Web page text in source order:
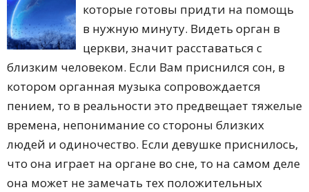
которые готовы придти на помощь
в нужную минуту. Видеть орган в
церкви, значит расставаться с
близким человеком. Если Вам приснился сон, в
котором органная музыка сопровождается
пением, то в реальности это предвещает тяжелые
времена, непонимание со стороны близких
людей и одиночество. Если девушке приснилось,
что она играет на органе во сне, то на самом деле
она может не замечать тех положительных